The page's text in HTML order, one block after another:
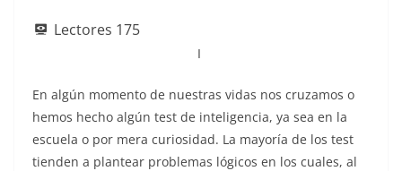
e
o
o
k
s
p
Lectores 175
I
En algún momento de nuestras vidas nos cruzamos o
hemos hecho algún test de inteligencia, ya sea en la
escuela o por mera curiosidad. La mayoría de los test
tienden a plantear problemas lógicos en los cuales, al